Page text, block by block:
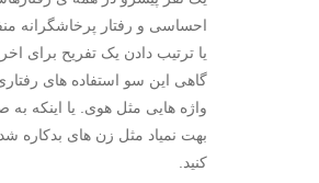
احساسی و رفتار پرخاشگرانه
یا ترتیب دادن یک تفریح برای
گاهی این سو استفاده های
واژه هایی مثل هوی. یا اینکه
بهت نمیاد مثل زن های بدکاره
کنید.